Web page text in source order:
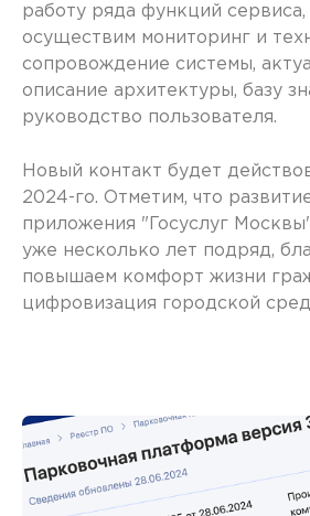
работу ряда функций
осуществим мониторинг и
сопровождение системы,
описание архитектуры, базу
руководство пользователя.
Новый контакт будет
2024-го. Отметим, что
приложения "Госуслуг
уже несколько лет подряд,
повышаем комфорт жизни
цифровизация городской